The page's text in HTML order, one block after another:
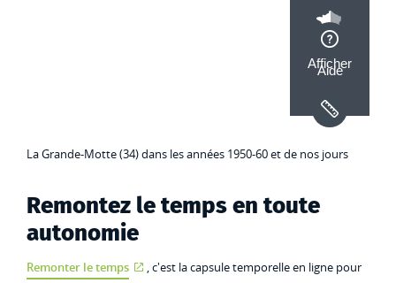
La Grande-Motte (34) dans les années 1950-60 et de nos jours
Remontez le temps en toute
autonomie
Remonter le temps , c'est la capsule temporelle en ligne pour